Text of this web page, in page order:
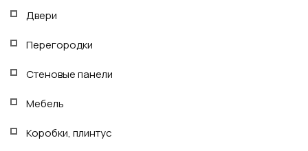
Двери
Перегородки
Стеновые панели
Мебель
Коробки, плинтус
+7 495 662 87 32